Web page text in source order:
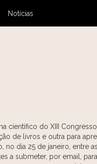
Notícias
científico do XIII
de livros e outra para
no dia 25 de janeiro, entre
a submeter, por email, para